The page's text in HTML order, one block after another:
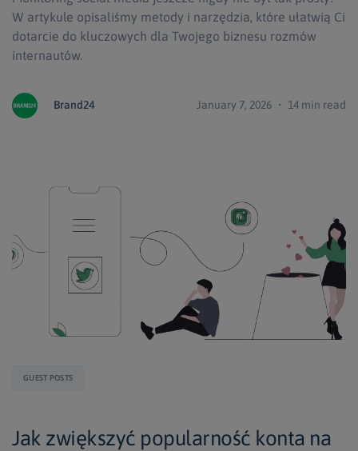
W artykule opisaliśmy metody i narzędzia, które ułatwią Ci
dotarcie do kluczowych dla Twojego biznesu rozmów
internautów.
Brand24 January 7, 2026 ・ 14 min read
GUEST POSTS
Jak zwiększyć popularność konta na